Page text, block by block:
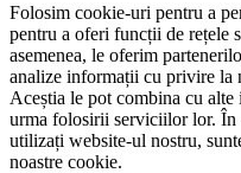
Folosim cookie-uri pentru a
pentru a oferi funcții de rețele
asemenea, le oferim
analize informații cu privire la
Aceștia le pot combina cu
urma folosirii serviciilor lor. În
utilizați website-ul nostru,
noastre cookie.